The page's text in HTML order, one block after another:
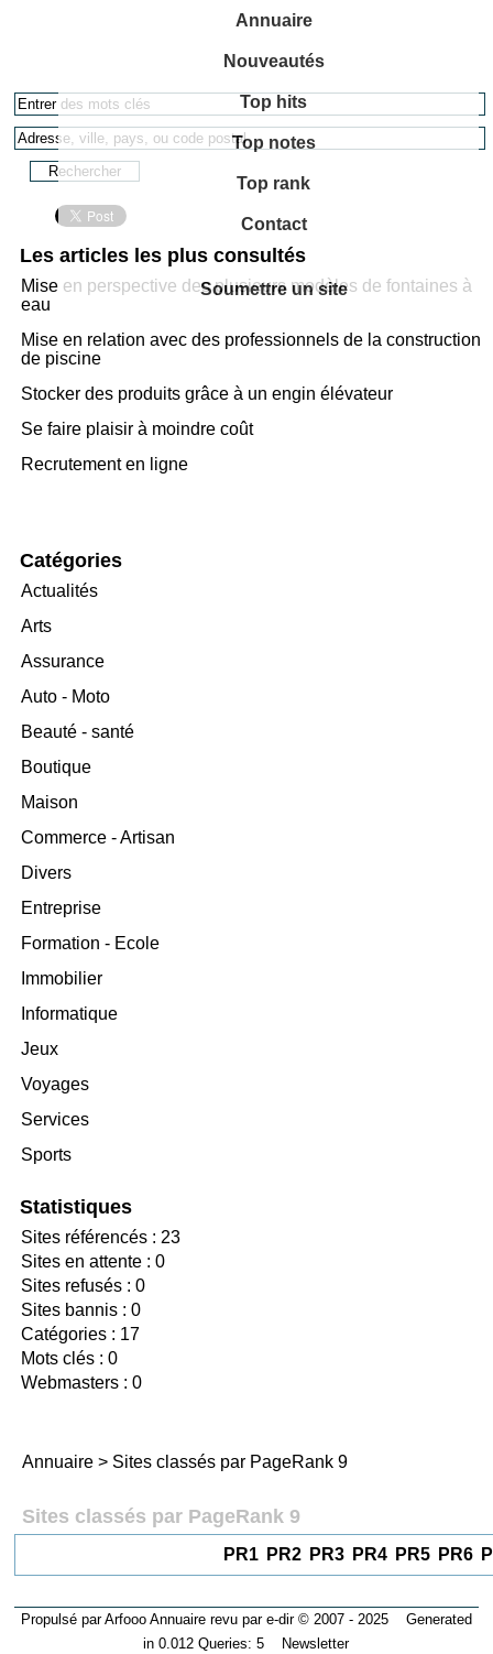
Annuaire
Nouveautés
Top hits
Top notes
Top rank
Contact
Soumettre un site
Les articles les plus consultés
Mise en perspective des plusieurs modèles de fontaines à
eau
Mise en relation avec des professionnels de la construction
de piscine
Stocker des produits grâce à un engin élévateur
Se faire plaisir à moindre coût
Recrutement en ligne
Catégories
Actualités
Arts
Assurance
Auto - Moto
Beauté - santé
Boutique
Maison
Commerce - Artisan
Divers
Entreprise
Formation - Ecole
Immobilier
Informatique
Jeux
Voyages
Services
Sports
Statistiques
Sites référencés : 23
Sites en attente : 0
Sites refusés : 0
Sites bannis : 0
Catégories : 17
Mots clés : 0
Webmasters : 0
Annuaire > Sites classés par PageRank 9
Sites classés par PageRank 9
PR1 PR2 PR3 PR4 PR5 PR6
Propulsé parArfooo Annuairerevu par e-dir© 2007 - 2025 Generated
in 0.012 Queries: 5
Newsletter